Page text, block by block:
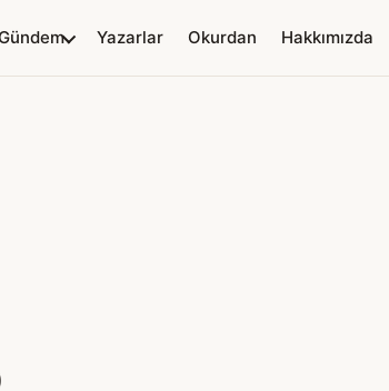
Yazarlar Okurdan Hakkımızda